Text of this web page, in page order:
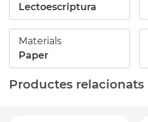
Lectoescriptura
Materials
Paper
Productes relacionats